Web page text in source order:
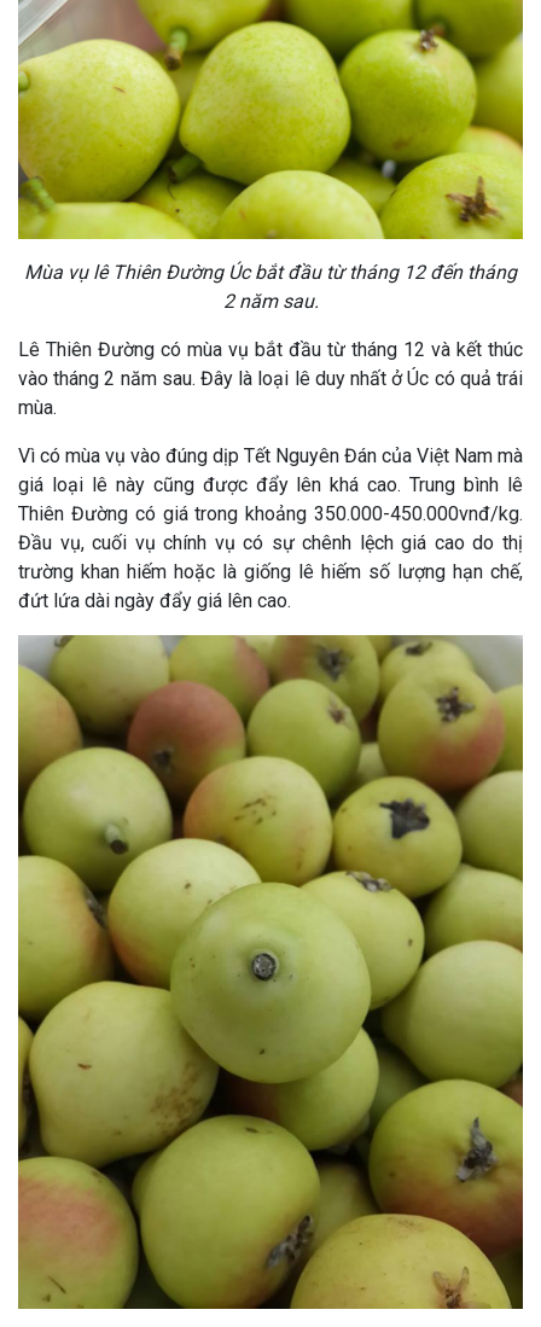
Mùa vụ lê Thiên Đường Úc bắt đầu từ tháng 12 đến tháng
2 năm sau.
Lê Thiên Đường có mùa vụ bắt đầu từ tháng 12 và kết thúc
vào tháng 2 năm sau. Đây là loại lê duy nhất ở Úc có quả trái
mùa.
Vì có mùa vụ vào đúng dịp Tết Nguyên Đán của Việt Nam mà
giá loại lê này cũng được đẩy lên khá cao. Trung bình lê
Thiên Đường có giá trong khoảng 350.000-450.000vnđ/kg.
Đầu vụ, cuối vụ chính vụ có sự chênh lệch giá cao do thị
trường khan hiếm hoặc là giống lê hiếm số lượng hạn chế,
đứt lứa dài ngày đẩy giá lên cao.